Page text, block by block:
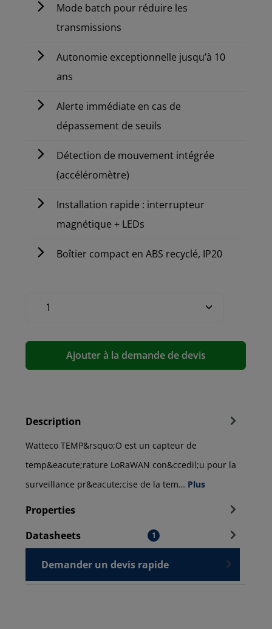
Mode batch pour réduire les
transmissions
Autonomie exceptionnelle jusqu’à 10
ans
Alerte immédiate en cas de
dépassement de seuils
Détection de mouvement intégrée
(accéléromètre)
Installation rapide : interrupteur
magnétique + LEDs
Boîtier compact en ABS recyclé, IP20
Ajouter à la demande de devis
Description
Watteco TEMP&rsquo;O est un capteur de
temp&eacute;rature LoRaWAN con&ccedil;u pour la
surveillance pr&eacute;cise de la tem… Plus
Properties
Datasheets
1
Demander un devis rapide